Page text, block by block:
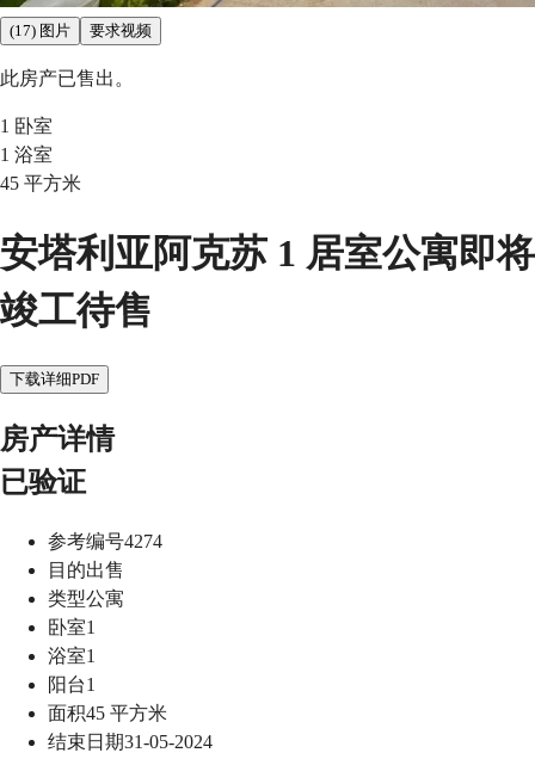
(17) 图片 要求视频
此房产已售出。
1 卧室
1 浴室
45 平方米
安塔利亚阿克苏 1 居室公寓即将
竣工待售
下载详细PDF
房产详情
已验证
参考编号4274
目的出售
类型公寓
卧室1
浴室1
阳台1
面积45 平方米
结束日期31-05-2024